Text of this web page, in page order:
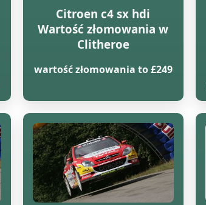
Citroen c4 sx hdi
Wartość złomowania w
Clitheroe
wartość złomowania to £249